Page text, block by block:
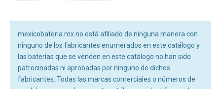
mexicobateria.mx no está afiliado de ninguna manera con
ninguno de los fabricantes enumerados en este catálogo y
las baterías que se venden en este catálogo no han sido
patrocinadas ni aprobadas por ninguno de dichos
fabricantes. Todas las marcas comerciales o números de